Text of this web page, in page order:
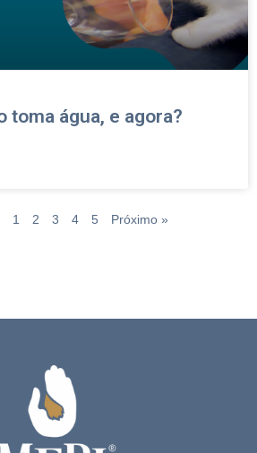
toma água, e agora?
1 2 3 4 5 Próximo »